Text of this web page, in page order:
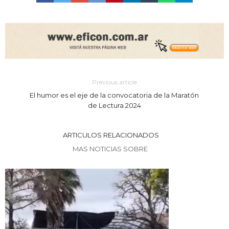
Previous article
El humor es el eje de la convocatoria de la Maratón
de Lectura 2024
ARTICULOS RELACIONADOS
MAS NOTICIAS SOBRE